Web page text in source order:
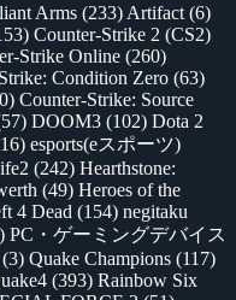
Arms (233) Artifact (6)
Counter-Strike 2 (CS2)
Strike Online (260)
Condition Zero (63)
Counter-Strike: Source
DOOM3 (102) Dota 2
esports(eスポーツ)
(242) Hearthstone:
(49) Heroes of the
4 Dead (154) negitaku
PC・ゲーミングデバイス
(3) Quake Champions (117)
(393) Rainbow Six